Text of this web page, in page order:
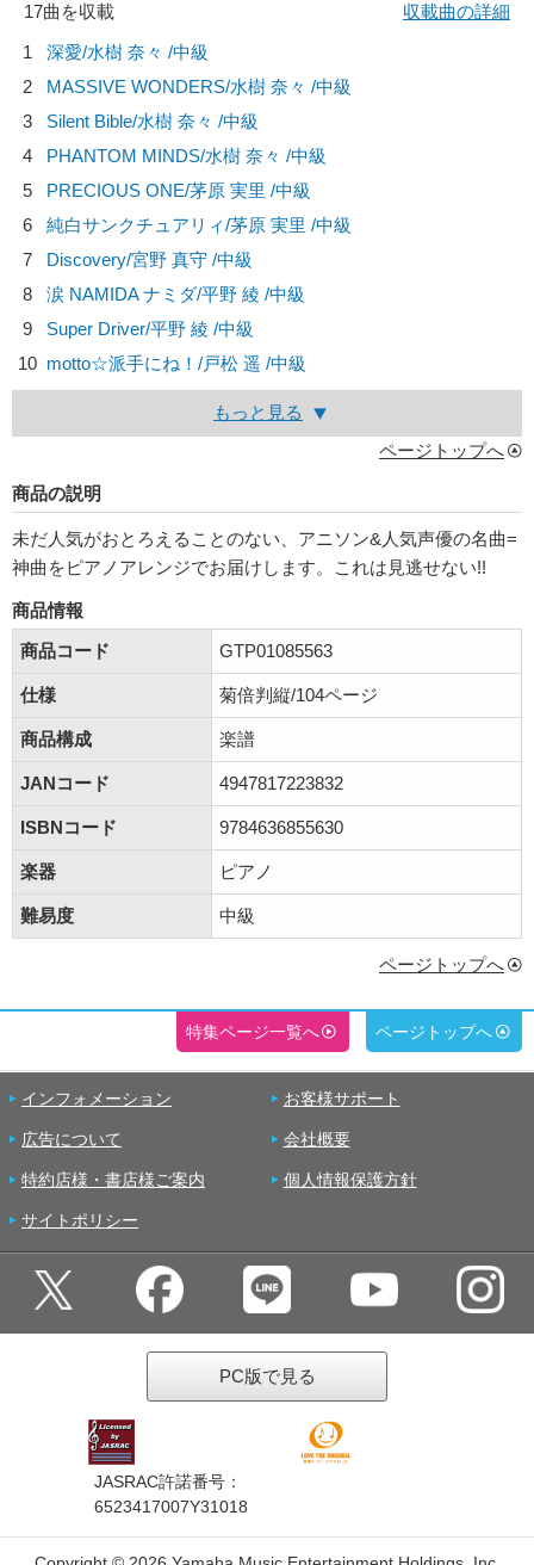
17曲を収載
収載曲の詳細
1
深愛/水樹 奈々 /中級
2
MASSIVE WONDERS/水樹 奈々 /中級
3
Silent Bible/水樹 奈々 /中級
4
PHANTOM MINDS/水樹 奈々 /中級
5
PRECIOUS ONE/茅原 実里 /中級
6
純白サンクチュアリィ/茅原 実里 /中級
7
Discovery/宮野 真守 /中級
8
涙 NAMIDA ナミダ/平野 綾 /中級
9
Super Driver/平野 綾 /中級
10 motto☆派手にね！/戸松 遥 /中級
もっと見る
ページトップへ
商品の説明
未だ人気がおとろえることのない、アニソン&人気声優の名曲=
神曲をピアノアレンジでお届けします。これは見逃せない!!
商品情報
商品コード
GTP01085563
仕様 菊倍判縦/104ページ
商品構成 楽譜
JANコード 4947817223832
ISBNコード 9784636855630
楽器 ピアノ
難易度 中級
ページトップへ
特集ページ一覧へ ページトップへ
インフォメーション お客様サポート
広告について 会社概要
特約店様・書店様ご案内 個人情報保護方針
サイトポリシー
PC版で見る
JASRAC許諾番号：
6523417007Y31018